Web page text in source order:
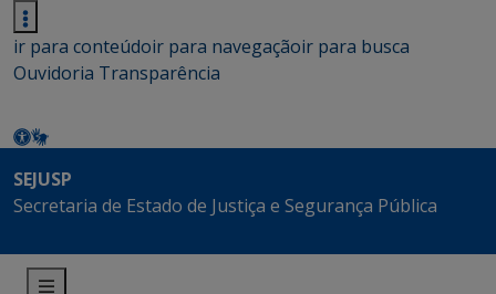
ir para conteúdoir para navegaçãoir para busca
Ouvidoria Transparência
SEJUSP
Secretaria de Estado de Justiça e Segurança Pública